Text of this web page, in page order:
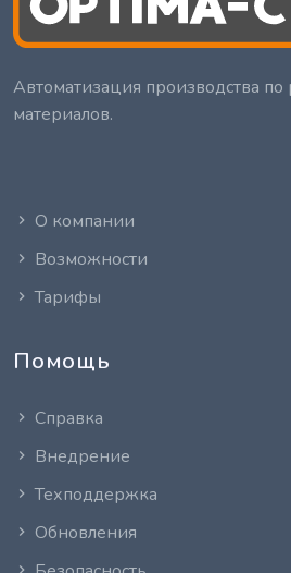
Автоматизация производства
материалов.
О компании
Возможности
Тарифы
Помощь
Справка
Внедрение
Техподдержка
Обновления